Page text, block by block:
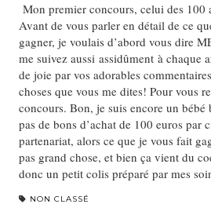
Mon premier concours, celui des 100
Avant de vous parler en détail de ce
gagner, je voulais d’abord vous dire
me suivez aussi assidûment à chaque
de joie par vos adorables
choses que vous me dites! Pour vous
concours. Bon, je suis encore un
pas de bons d’achat de 100 euros par
partenariat, alors ce que je vous fait
pas grand chose, et bien ça vient du
donc un petit colis préparé par mes
NON CLASSÉ